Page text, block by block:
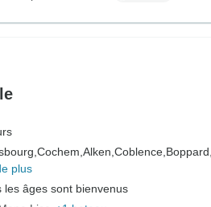
Cochem, Alken, Coblence, Boppard,
plus
les âges sont bienvenus